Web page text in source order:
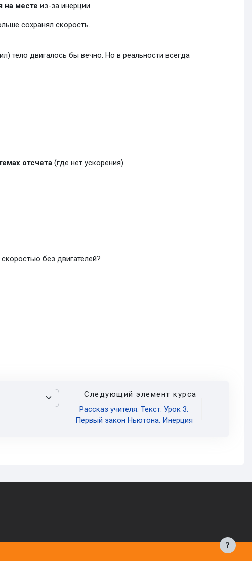
на месте из-за инерции.
сохранял скорость.
тело двигалось бы вечно. Но в реальности всегда
отсчета (где нет ускорения).
без двигателей?
Следующий элемент курса
Рассказ учителя. Текст. Урок 3.
Первый закон Ньютона. Инерция